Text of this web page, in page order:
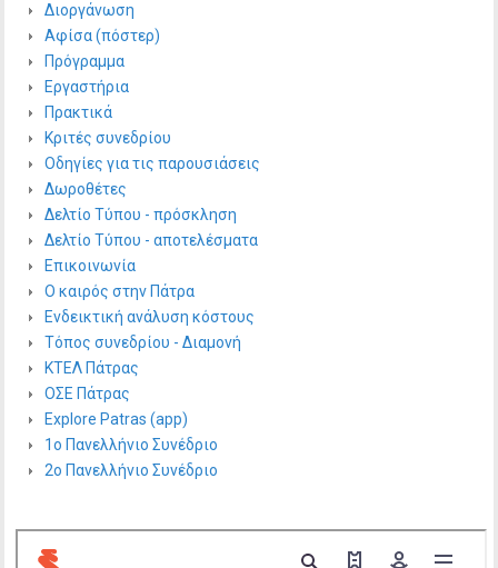
Διοργάνωση
Αφίσα (πόστερ)
Πρόγραμμα
Εργαστήρια
Πρακτικά
Κριτές συνεδρίου
Οδηγίες για τις παρουσιάσεις
Δωροθέτες
Δελτίο Τύπου - πρόσκληση
Δελτίο Τύπου - αποτελέσματα
Επικοινωνία
Ο καιρός στην Πάτρα
Ενδεικτική ανάλυση κόστους
Τόπος συνεδρίου - Διαμονή
ΚΤΕΛ Πάτρας
ΟΣΕ Πάτρας
Explore Patras (app)
1ο Πανελλήνιο Συνέδριο
2ο Πανελλήνιο Συνέδριο